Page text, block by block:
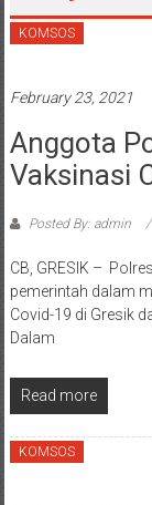
KOMSOS
February 23, 2021
Anggota
Vaksinasi
Posted By: admin
CB, GRESIK –
pemerintah dalam
Covid-19 di Gresik
Dalam
Read more
KOMSOS